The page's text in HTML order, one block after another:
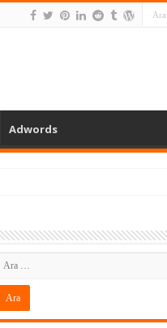
Adwords